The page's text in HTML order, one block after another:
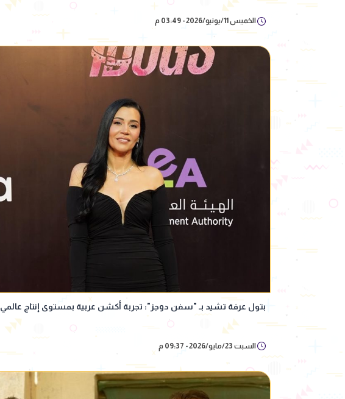
الخميس 11/يونيو/2026 - 03:49 م
بتول عرفة تشيد بـ "سفن دوجز": تجربة أكشن عربية بمستوى إنتاج عالمي
السبت 23/مايو/2026 - 09:37 م